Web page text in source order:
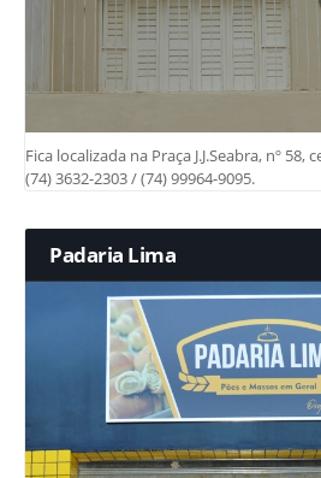
Fica localizada na Praça J.J.Seabra, nº
(74) 3632-2303 / (74) 99964-9095.
Padaria Lima